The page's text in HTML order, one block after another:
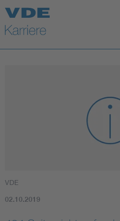
Top Themen
VDE
02.10.2019